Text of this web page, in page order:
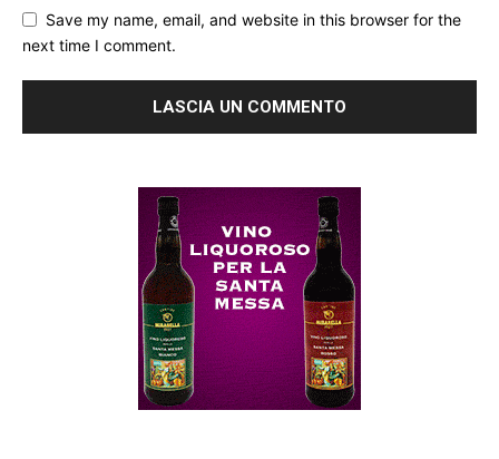
Save my name, email, and website in this browser for the
next time I comment.